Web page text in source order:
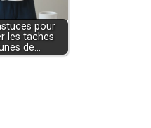
pour
les taches
de…